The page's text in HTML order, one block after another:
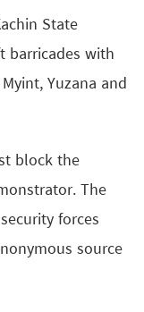
State
barricades with
Yuzana and
block the
The
forces
source